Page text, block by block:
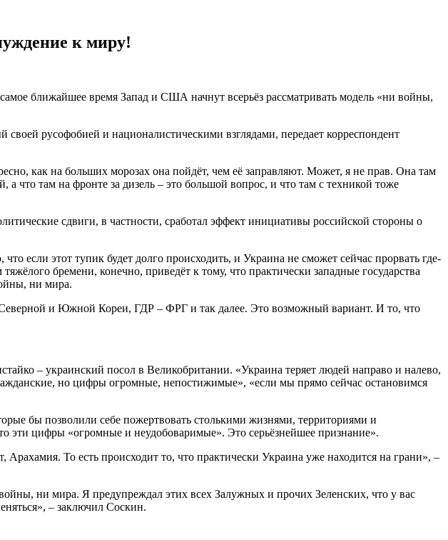
к миру!
ближайшее время Запад и США начнут всерьёз рассматривать модель «ни войны,
русофобией и националистическими взглядами, передает корреспондент
как на больших морозах она пойдёт, чем её заправляют. Может, я не прав. Она там
а что там на фронте за дизель – это большой вопрос, и что там с техникой тоже
сдвиги, в частности, сработал эффект инициативы российской стороны о
если этот тупик будет долго происходить, и Украина не сможет сейчас прорвать где-
бремени, конечно, приведёт к тому, что практически западные государства
ни мира.
и Южной Кореи, ГДР – ФРГ и так далее. Это возможный вариант. И то, что
– украинский посол в Великобритании. «Украина теряет людей направо и налево,
но цифры огромные, непостижимые», «если мы прямо сейчас остановимся
бы позволили себе пожертвовать столькими жизнями, территориями и
эти цифры «огромные и неудобоваримые». Это серьёзнейшее признание».
То есть происходит то, что практически Украина уже находится на грани», –
ни мира. Я предупреждал этих всех Залужных и прочих Зеленских, что у вас
– заключил Соскин.